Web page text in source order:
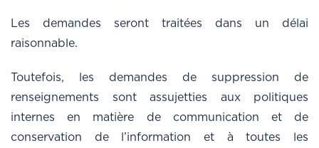
Les demandes seront traitées dans un délai
raisonnable.
Toutefois, les demandes de suppression de
renseignements sont assujetties aux politiques
internes en matière de communication et de
conservation de l’information et à toutes les